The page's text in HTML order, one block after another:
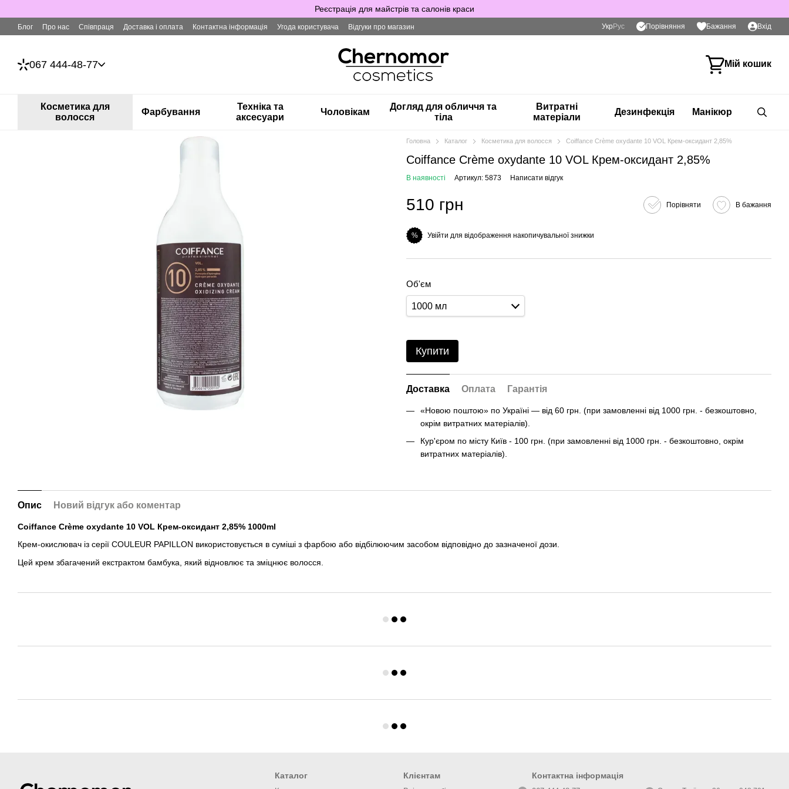
Реєстрація для майстрів та салонів краси
Блог Про нас Співпраця Доставка і оплата Контактна інформація Угода користувача Відгуки про магазин Укр Рус Порівняння Бажання Вхід
067 444-48-77 Мій кошик
Косметика для
волосся
Фарбування
Техніка та
аксесуари
Чоловікам
Догляд для обличчя та
тіла
Витратні
матеріали
Дезинфекція Манікюр
Головна Каталог Косметика для волосся Coiffance Crème oxydante 10 VOL Крем-оксидант 2,85%
Coiffance Crème oxydante 10 VOL Крем-оксидант 2,85%
В наявності Артикул: 5873 Написати відгук
510 грн Порівняти В бажання
% Увійти для відображення накопичувальної знижки
Об'єм
1000 мл
Купити
Доставка Оплата Гарантія
«Новою поштою» по Україні — від 60 грн. (при замовленні від 1000 грн. - безкоштовно,
окрім витратних матеріалів).
Кур'єром по місту Київ - 100 грн. (при замовленні від 1000 грн. - безкоштовно, окрім
витратних матеріалів).
Опис Новий відгук або коментар
Coiffance Crème oxydante 10 VOL Крем-оксидант 2,85% 1000ml
Крем-окислювач із серії COULEUR PAPILLON використовується в суміші з фарбою або відбілюючим засобом відповідно до зазначеної дози.
Цей крем збагачений екстрактом бамбука, який відновлює та зміцнює волосся.
Каталог Клієнтам Контактна інформація